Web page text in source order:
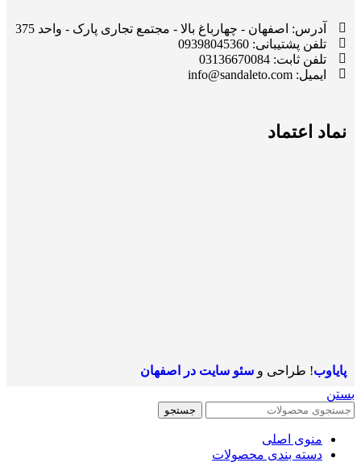
آدرس: اصفهان - چهارباغ بالا - مجتمع تجاری پارک - واحد 375
تلفن پشتیبانی: 09398045360
تلفن ثابت: 03136670084
ایمیل: info@sandaleto.com
نماد اعتماد
پایاوب! طراحی و سئو سایت در اصفهان
بستن
جستجو
منوی اصلی
دسته بندی محصولات